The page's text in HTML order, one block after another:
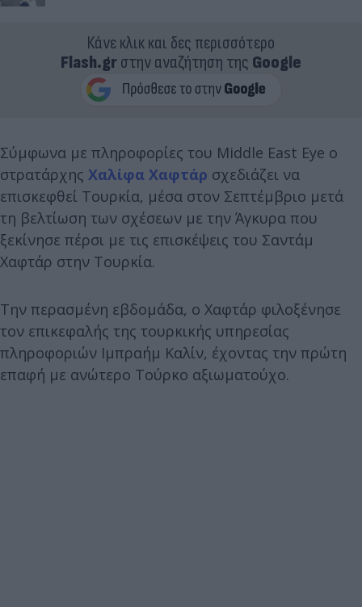
Κάνε κλικ και δες περισσότερο
Flash.grστην αναζήτηση της Google
Σύμφωνα με πληροφορίες του Middle East Eye ο
στρατάρχης Χαλίφα Χαφτάρ σχεδιάζει να
επισκεφθεί Τουρκία, μέσα στον Σεπτέμβριο μετά
τη βελτίωση των σχέσεων με την Άγκυρα που
ξεκίνησε πέρσι με τις επισκέψεις του Σαντάμ
Χαφτάρ στην Τουρκία.
Την περασμένη εβδομάδα, ο Χαφτάρ φιλοξένησε
τον επικεφαλής της τουρκικής υπηρεσίας
πληροφοριών Ιμπραήμ Καλίν, έχοντας την πρώτη
επαφή με ανώτερο Τούρκο αξιωματούχο.